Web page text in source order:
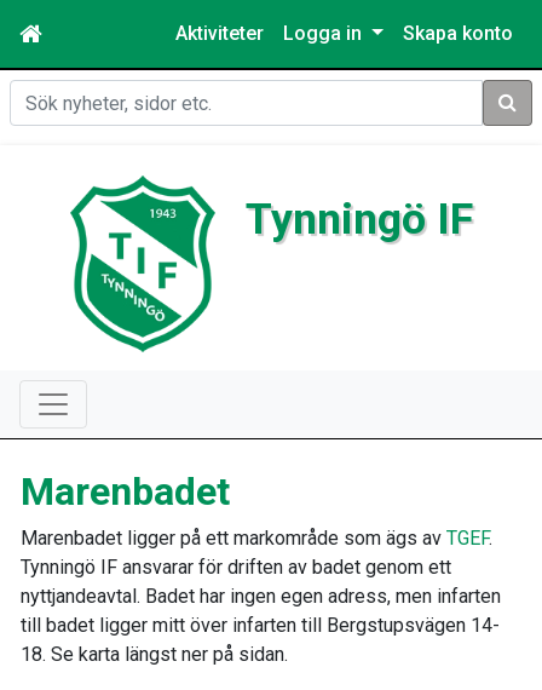
Aktiviteter Logga in Skapa konto
Sök
Tynningö IF
Marenbadet
Marenbadet ligger på ett markområde som ägs av TGEF.
Tynningö IF ansvarar för driften av badet genom ett
nyttjandeavtal. Badet har ingen egen adress, men infarten
till badet ligger mitt över infarten till Bergstupsvägen 14-
18. Se karta längst ner på sidan.